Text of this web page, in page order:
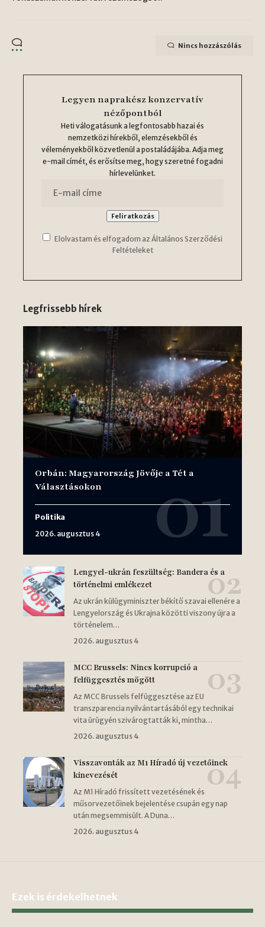
Nincs hozzászólás
Legyen naprakész konzervatív
nézőpontból
Heti válogatásunk a legfontosabb hazai és
nemzetközi hírekből, elemzésekből és
véleményekből közvetlenül a postaládájába. Adja meg
e-mail címét, és erősítse meg, hogy szeretné fogadni
hírlevelünket.
Elolvastam és elfogadom az Általános Szerződési
Feltételeket
Legfrissebb hírek
Orbán: Magyarország Jövője a Tét a
Választásokon
Politika
2026. augusztus 4
Lengyel-ukrán feszültség: Bandera és a
történelmi emlékezet
Az ukrán külügyminiszter békítő szavai ellenére a
Lengyelország és Ukrajna közötti viszony újra a
történelem…
2026. augusztus 4
MCC Brussels: Nincs korrupció a
felfüggesztés mögött
Az MCC Brussels felfüggesztése az EU
transzparencia nyilvántartásából egy technikai
vita ürügyén szivárogtatták ki, mintha…
2026. augusztus 4
Visszavonták az M1 Híradó új vezetőinek
kinevezését
Az M1 Híradó frissített vezetésének és
műsorvezetőinek bejelentése csupán egy nap
után megsemmisült. A Duna…
2026. augusztus 4
Ezek is érdekelhetnek